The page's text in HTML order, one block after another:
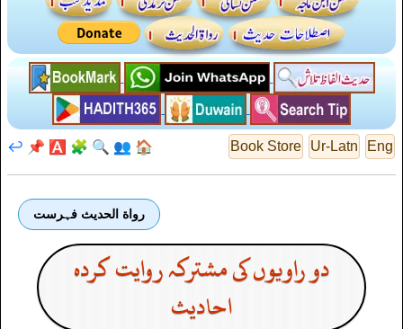
Eng
Ur-Latn
Book Store
🏠
👥
🔍
🧩
🅰️
📌
↩️
رواة الحديث فہرست
دو راویوں کی مشترکہ روایت کردہ
احادیث